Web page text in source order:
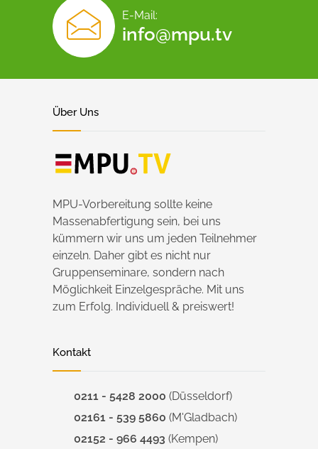
E-Mail:
info@mpu.tv
Über Uns
MPU-Vorbereitung sollte keine
Massenabfertigung sein, bei uns
kümmern wir uns um jeden Teilnehmer
einzeln. Daher gibt es nicht nur
Gruppenseminare, sondern nach
Möglichkeit Einzelgespräche. Mit uns
zum Erfolg. Individuell & preiswert!
Kontakt
0211 - 5428 2000 (Düsseldorf)
02161 - 539 5860 (M'Gladbach)
02152 - 966 4493 (Kempen)